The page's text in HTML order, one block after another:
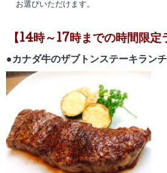
お選びいただけます。
【14時～17時までの時間限定
●カナダ牛のザブトンステーキランチ